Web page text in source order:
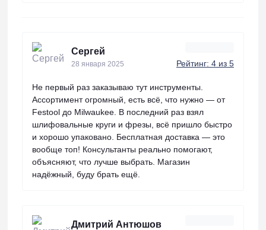
Сергей
28 января 2025 Рейтинг: 4 из 5
Не первый раз заказываю тут инструменты.
Ассортимент огромный, есть всё, что нужно — от
Festool до Milwaukee. В последний раз взял
шлифовальные круги и фрезы, всё пришло быстро
и хорошо упаковано. Бесплатная доставка — это
вообще топ! Консультанты реально помогают,
объясняют, что лучше выбрать. Магазин
надёжный, буду брать ещё.
Дмитрий Антюшов